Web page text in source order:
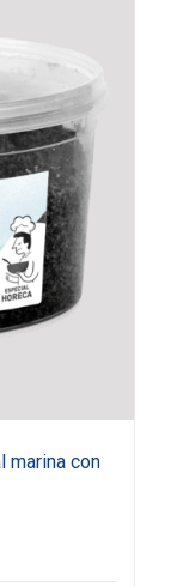
marina con